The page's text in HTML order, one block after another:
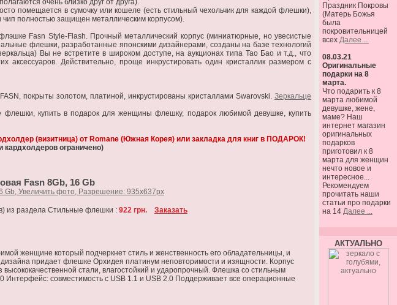
очень близко друг от друга).
помещается в сумочку или кошеле (есть стильный чехольчик для каждой флешки),
чип полностью защищен металлическим корпусом).
Fasn Style-Flash. Прочный металлический корпус (миниатюрные, но увесистые
флешки, разработанные японскими дизайнерами, созданы на базе технологий
Вы не встретите в широком доступе, на аукционах типа Тао Бао и т.д., что
аксессуаров. Действительно, проще инкрустировать один кристаллик размером с
покрыты золотом, платиной, инкрустированы кристаллами Swarovski. Зеркальце
купить в подарок для женщины флешку, подарок любимой девушке, купить
(визитница) от Romane (Южная Корея) или закладка для книг в ПОДАРОК!
ограничено)
Fasn 8Gb, 16 Gb
из раздела Стильные флешки : 922 грн.
Заказать
женщине который подчеркнет стиль и женственность его обладательницы, и
придает флешке Орхидея платинум неповторимости и изящности. Корпус
стали, влагостойкий и ударопрочный. Флешка со стильным
Интерфейс: совместимость c USB 1.1 и USB 2.0 Поддерживает все операционные
Праздник Покровы
(Матерь Божья
была
покровительницей
всех Далее ...
08.03.21
Оригинальные
подарки на 8
марта.
Что подарить к 8
марта любимой
девушке, жене,
маме? Наш
интернет магазин
оригинальных
подарков
приготовил к 8
марта для женщин
нечто новое и
интересное...
Рекомендуем
прочитать наши
статьи про подарки
на 14 Далее ...
АКТУАЛЬНО